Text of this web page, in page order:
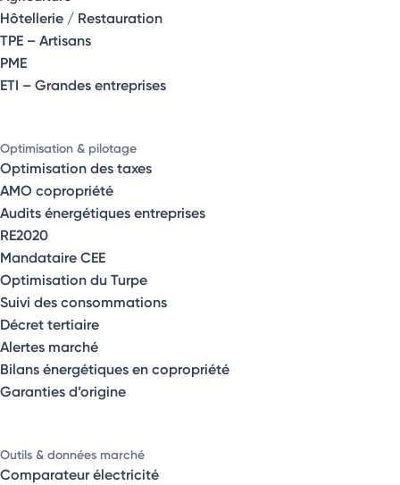
Hôtellerie / Restauration
TPE – Artisans
PME
ETI – Grandes entreprises
Optimisation & pilotage
Optimisation des taxes
AMO copropriété
Audits énergétiques entreprises
RE2020
Mandataire CEE
Optimisation du Turpe
Suivi des consommations
Décret tertiaire
Alertes marché
Bilans énergétiques en copropriété
Garanties d’origine
Outils & données marché
Comparateur électricité